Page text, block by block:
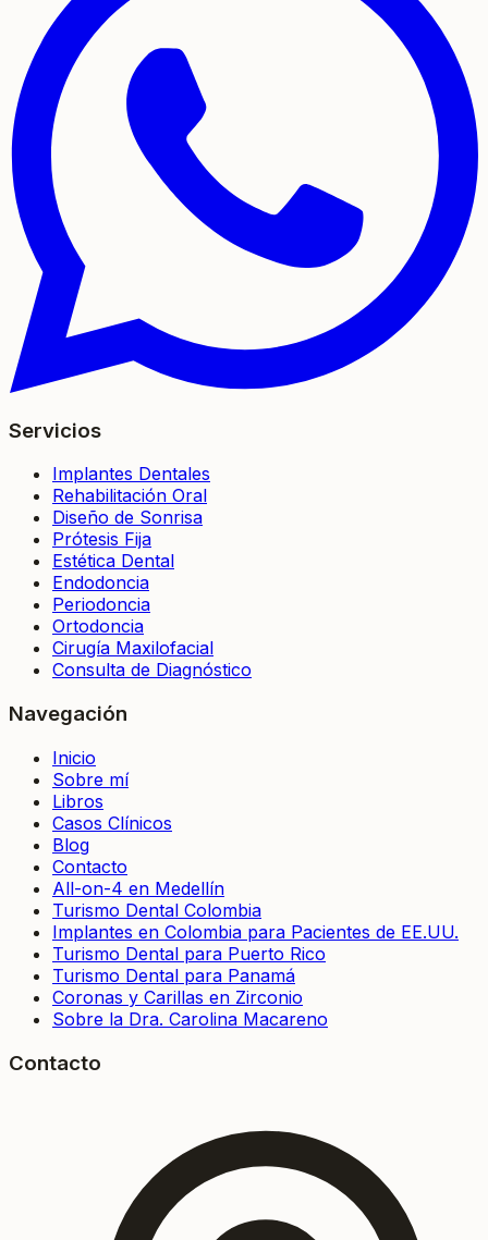
Servicios
Implantes Dentales
Rehabilitación Oral
Diseño de Sonrisa
Prótesis Fija
Estética Dental
Endodoncia
Periodoncia
Ortodoncia
Cirugía Maxilofacial
Consulta de Diagnóstico
Navegación
Inicio
Sobre mí
Libros
Casos Clínicos
Blog
Contacto
All-on-4 en Medellín
Turismo Dental Colombia
Implantes en Colombia para Pacientes de EE.UU.
Turismo Dental para Puerto Rico
Turismo Dental para Panamá
Coronas y Carillas en Zirconio
Sobre la Dra. Carolina Macareno
Contacto